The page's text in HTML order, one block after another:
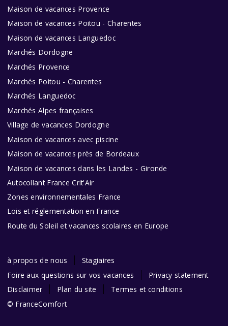
Maison de vacances Provence
Maison de vacances Poitou - Charentes
Maison de vacances Languedoc
Marchés Dordogne
Marchés Provence
Marchés Poitou - Charentes
Marchés Languedoc
Marchés Alpes françaises
Village de vacances Dordogne
Maison de vacances avec piscine
Maison de vacances près de Bordeaux
Maison de vacances dans les Landes - Gironde
Autocollant France Crit'Air
Zones environnementales France
Lois et réglementation en France
Route du Soleil et vacances scolaires en Europe
à propos de nous
Stagiaires
Foire aux questions sur vos vacances
Privacy statement
Disclaimer
Plan du site
Termes et conditions
© FranceComfort